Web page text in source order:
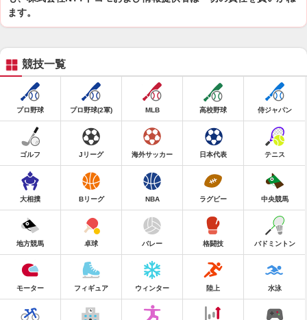
ます。
競技一覧
プロ野球 プロ野球(2軍) MLB 高校野球 侍ジャパン
ゴルフ Jリーグ 海外サッカー 日本代表 テニス
大相撲 Bリーグ NBA ラグビー 中央競馬
地方競馬 卓球 バレー 格闘技 バドミントン
モーター フィギュア ウィンター 陸上 水泳